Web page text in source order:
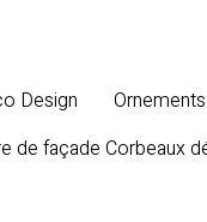
Design
de façade Corbeaux